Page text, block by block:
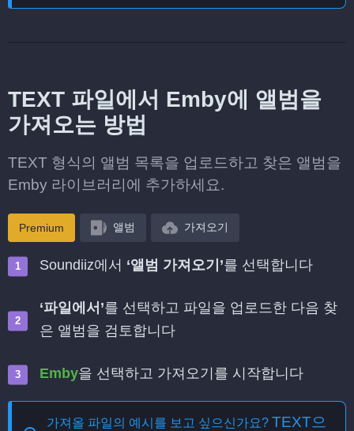
TEXT 파일에서 Emby에 앨범을
가져오는 방법
TEXT 형식의 앨범 목록을 업로드하고 찾은 앨범을
Emby 라이브러리에 추가하세요.
Premium 앨범 가져오기
Soundiiz에서 ‘앨범 가져오기’를 선택합니다
‘파일에서’를 선택하고 파일을 업로드한 다음 찾
은 앨범을 검토합니다
Emby을 선택하고 가져오기를 시작합니다
가져올 파일의 예시를 보고 싶으신가요? TEXT으